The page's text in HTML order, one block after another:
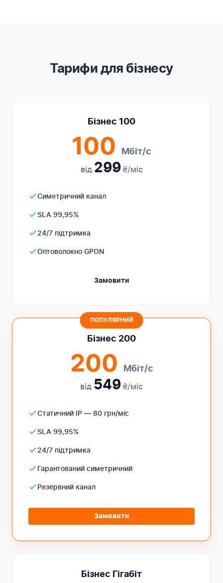
Тарифи для бізнесу
Бізнес 100
100 Мбіт/с
від 299₴/міс
Симетричний канал
SLA 99,95%
24/7 підтримка
Оптоволокно GPON
Замовити
ПОПУЛЯРНИЙ
Бізнес 200
200 Мбіт/с
від 549 ₴/міс
Статичний IP — 80 грн/міс
SLA 99,95%
24/7 підтримка
Гарантований симетричний
Резервний канал
Замовити
Бізнес Гігабіт